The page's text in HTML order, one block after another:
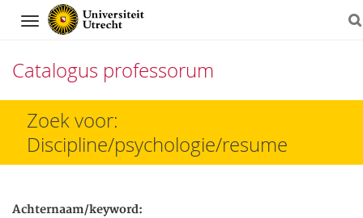
Navigation
Catalogus professorum
Direct
het
Zoek voor:
Discipline/psychologie/resume
Achternaam/keyword: